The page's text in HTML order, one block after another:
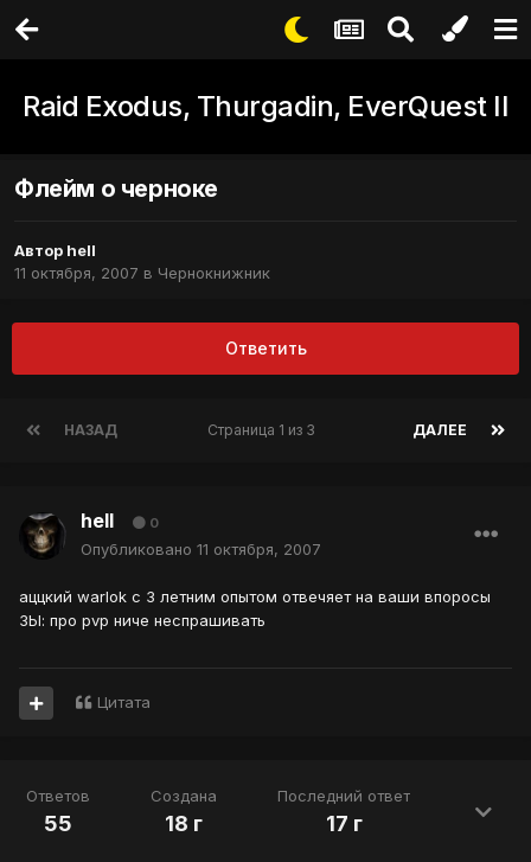
Raid Exodus, Thurgadin, EverQuest II
Флейм о черноке
Автор hell
11 октября, 2007 в Чернокнижник
Ответить
НАЗАД ДАЛЕЕ
Страница 1 из 3
hell 0
Опубликовано 11 октября, 2007
аццкий warlok c 3 летним опытом отвечяет на ваши впоросы
ЗЫ: про pvp ниче неспрашивать
Цитата
Ответов
55
Создана
18 г
Последний ответ
17 г